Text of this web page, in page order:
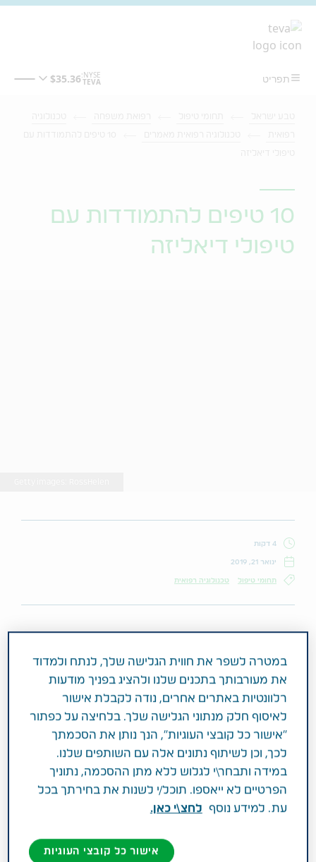
10 טיפים להתמודדות עם
טיפולי דיאליזה
4 דקות
ינואר 21, 2019
תחומי טיפול טכנולוגיה רפואית
עם אי ספיקת כליות קשה. כדי לנסות להימנע
מתופעות לוואי של הטיפול וממצבי חירום
רפואיים הנגרמים כתוצאה מהמחלה -הכנו
עבורכם 10 טיפים להתמודדות
אי ספיקת כליות כרונית (CRF) היא מחלה המתבטאת
בפגיעה כרונית בכליות - עד כדי הפסקת פעילותן לגמרי.
תפקידן העיקרי של הכליות הוא סינון הדם וייצור שתן,
פסולת בדם עד לכדי רמה של רעילות. רוב מקרי ה-CRF
במטרה לשפר את חווית הגלישה שלך, לנתח ולמדוד
את מעורבותך בתכנים שלנו ולהציג בפניך מודעות
רלוונטיות באתרים אחרים, נודה לקבלת אישור
לאיסוף חלק מנתוני הגלישה שלך. בלחיצה על כפתור
"אישור כל קובצי העוגיות", הנך נותן את הסכמתך
לכך, וכן לשיתוף נתונים אלה עם השותפים שלנו.
במידה ותבחר\י לגלוש ללא מתן ההסכמה, נתוניך
הפרטיים לא ייאספו. תוכל/י לשנות את בחירתך בכל
עת. למידע נוסף
לחצ\י כאן.
אישור כל קובצי העוגיות